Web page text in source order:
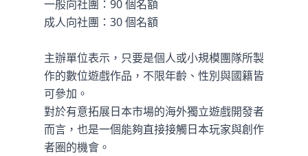
一般向社團：90 個名額
成人向社團：30 個名額
主辦單位表示，只要是個人或小規模團隊所製
作的數位遊戲作品，不限年齡、性別與國籍皆
可參加。
對於有意拓展日本市場的海外獨立遊戲開發者
而言，也是一個能夠直接接觸日本玩家與創作
者圈的機會。